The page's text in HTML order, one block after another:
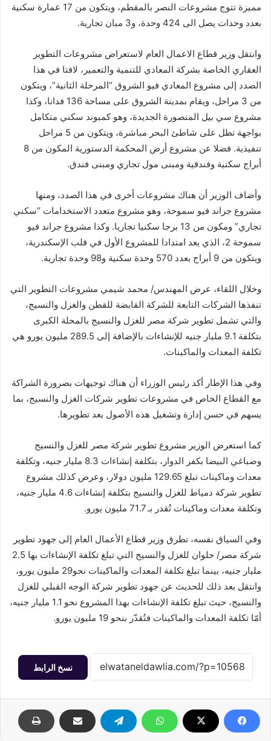
مميزة تتوج مشروعات النصر بالمقطم، ويتكون من 17 عمارة سكنية
بعدد وحدات يصل الى 424 وحدة، و3 مبان تجارية.
وانتقل وزير قطاع الاعمال العام لاستعراض مشروعات التطوير
العقاري الخاصة بشركة المعادي للتنمية والتعمير، لافتا في هذا
الصدد إلى مشروع المعادي فيو الشروق “المرحلة الثانية”، ويتكون
من 3 مراحل، ويقام بمدينة الشروق على مساحة 136 فدانا، وكذا
مشروع سي بيل المنصورة الجديدة، وهو كمبوند سكني متكامل
بواجهة تطل على شاطئ البحر مباشرة، ويتكون من 5 مراحل
تنفيذية. فضلا عن مشروع أرض المحكمة الدستورية المكون من 8
أبراج سكنية وفندقية ومبنى مول تجاري ومبنى فندق.
وأضاف الوزير أن هناك مشروعات أخرى في هذا الصدد، ومنها
مشروع جراند فيو سموحة، وهو مشروع متعدد الاستخدامات “سكني
تجاري” ومكون من 13 برجا سكنيا تجاريا. وكذا مشروع جراند فيو
سموحة 2، الذي يعد امتدادا للمشروع الأول في قلب الإسكندرية،
ويتكون من 9 أبراج بعدد 570 وحدة سكنية و98 وحدة تجارية.
وخلال اللقاء، عرض المهندس/ محمد شيمي مشروعات التطوير التي
تنفذها الشركات التابعة للشركة القابضة للقطن والغزل والنسيج،
والتي تشمل تطوير شركة مصر للغزل والنسيج بالمحلة الكبرى
بتكلفة 9.1 مليار جنيه للإنشاءات بالإضافة إلى 289.5 مليون يورو هي
تكلفة المعدات والماكينات.
وفي هذا الإطار أكد رئيس الوزراء أن هناك توجيهات بضرورة الشراكة
مع القطاع الخاص في مشروعات تطوير شركات الغزل والنسيج، بما
يسهم في حسن إدارة وتشغيل هذه الأصول بعد تطويرها.
كما استعرض الوزير مشروع تطوير شركة مصر للغزل والنسيج
وصباغي البيضا بكفر الدوار، بتكلفة إنشاءات 8.3 مليار جنيه، وتكلفة
معدات وماكينات تبلغ 129.65 مليون دولار، وعرض كذلك مشروع
تطوير شركة دمياط للغزل والنسيج بتكلفة إنشاءات 4.6 مليار جنيه،
وتكلفة معدات وماكينات تُقدر بـ 71.7 مليون يورو.
وفي السياق نفسه، تطرق وزير قطاع الأعمال العام إلى جهود تطوير
شركة مصر/ حلوان للغزل والنسيج التي تبلغ تكلفة الإنشاءات بها 2.5
مليار جنيه، بينما تبلغ تكلفة المعدات والماكينات نحو29 مليون يورو،
وانتقل بعد ذلك للحديث عن جهود تطوير شركة الوجه القبلي للغزل
والنسيج، حيث تبلغ تكلفة الإنشاءات بهذا المشروع نحو 1.1 مليار جنيه،
أمّا تكلفة المعدات والماكينات فتُقدّر بنحو 19 مليون يورو.
نسخ الرابط